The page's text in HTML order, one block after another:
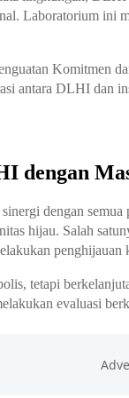
Laboratorium ini
Komitmen
antara DLHI dan
dengan
dengan
hijau. Salah
penghijauan
tetapi
evaluasi